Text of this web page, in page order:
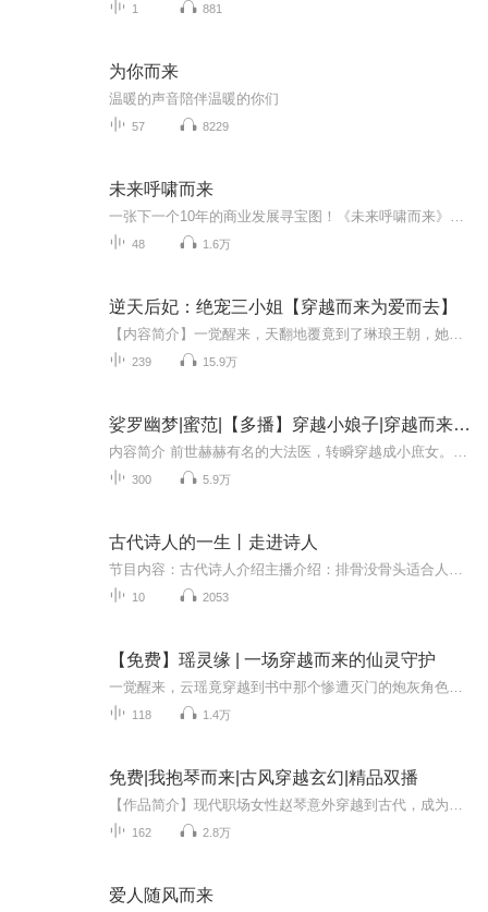
1 881
为你而来
温暖的声音陪伴温暖的你们
57 8229
未来呼啸而来
48 1.6万
逆天后妃：绝宠三小姐【穿越而来为爱而去】
239 15.9万
娑罗幽梦|蜜范|【多播】穿越小娘子|穿越而来的法医|请君入瓮
300 5.9万
古代诗人的一生丨走进诗人
10 2053
【免费】瑶灵缘 | 一场穿越而来的仙灵守护
118 1.4万
免费|我抱琴而来|古风穿越玄幻|精品双播
162 2.8万
爱人随风而来